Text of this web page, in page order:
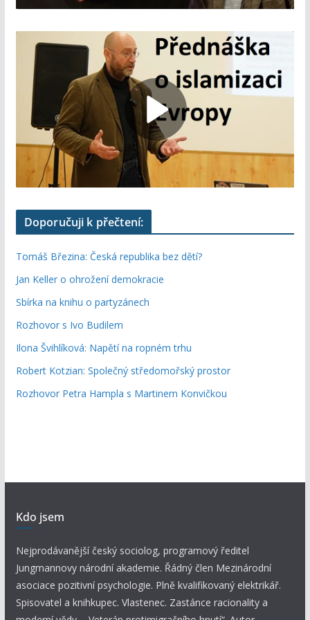
Doporučuji k přečtení:
Tomáš Březina: Česká republika bez dětí?
Jan Keller o ohrožení demokracie
Sbírka na knihu o partyzánech
Rozhovor s Ivo Budilem
Ilona Švihlíková: Napětí na ropném trhu
Robert Kotzian: Společný středomořský prostor
Rozhovor Petra Hampla s Martinem Konvičkou
Kdo jsem
Nejprodávanější český sociolog, programový ředitel
Jungmannovy národní akademie. Řádný člen Mezinárodní
asociace pozitivní psychologie. Plně kvalifikovaný elektrikář.
Spisovatel a knihkupec. Vlastenec. Zastánce racionality a